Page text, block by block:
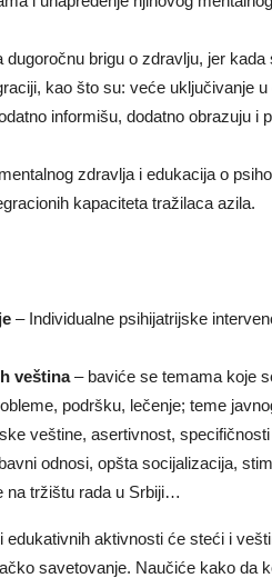
brigu o zdravlju, jer
kao što su: veće uključivanje
informišu, dodatno obrazuju i
zdravlja i edukacija o
kapaciteta tražilaca azila.
– Individualne psihijatrijske
veština– baviće se temama koje
podršku, lečenje; teme
veštine, asertivnost,
odnosi, opšta socijalizacija,
na tržištu rada u Srbiji…
aktivnosti će steći i
savetovanje. Naučiće kako da